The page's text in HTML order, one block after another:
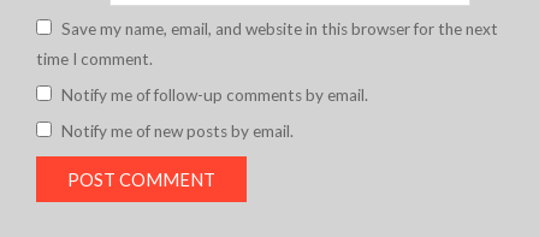
Save my name, email, and website in this browser for the next
time I comment.
Notify me of follow-up comments by email.
Notify me of new posts by email.